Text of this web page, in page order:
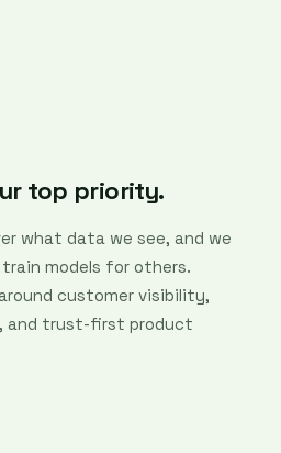
top priority.
what data we see, and we
models for others.
customer visibility,
and trust-first product